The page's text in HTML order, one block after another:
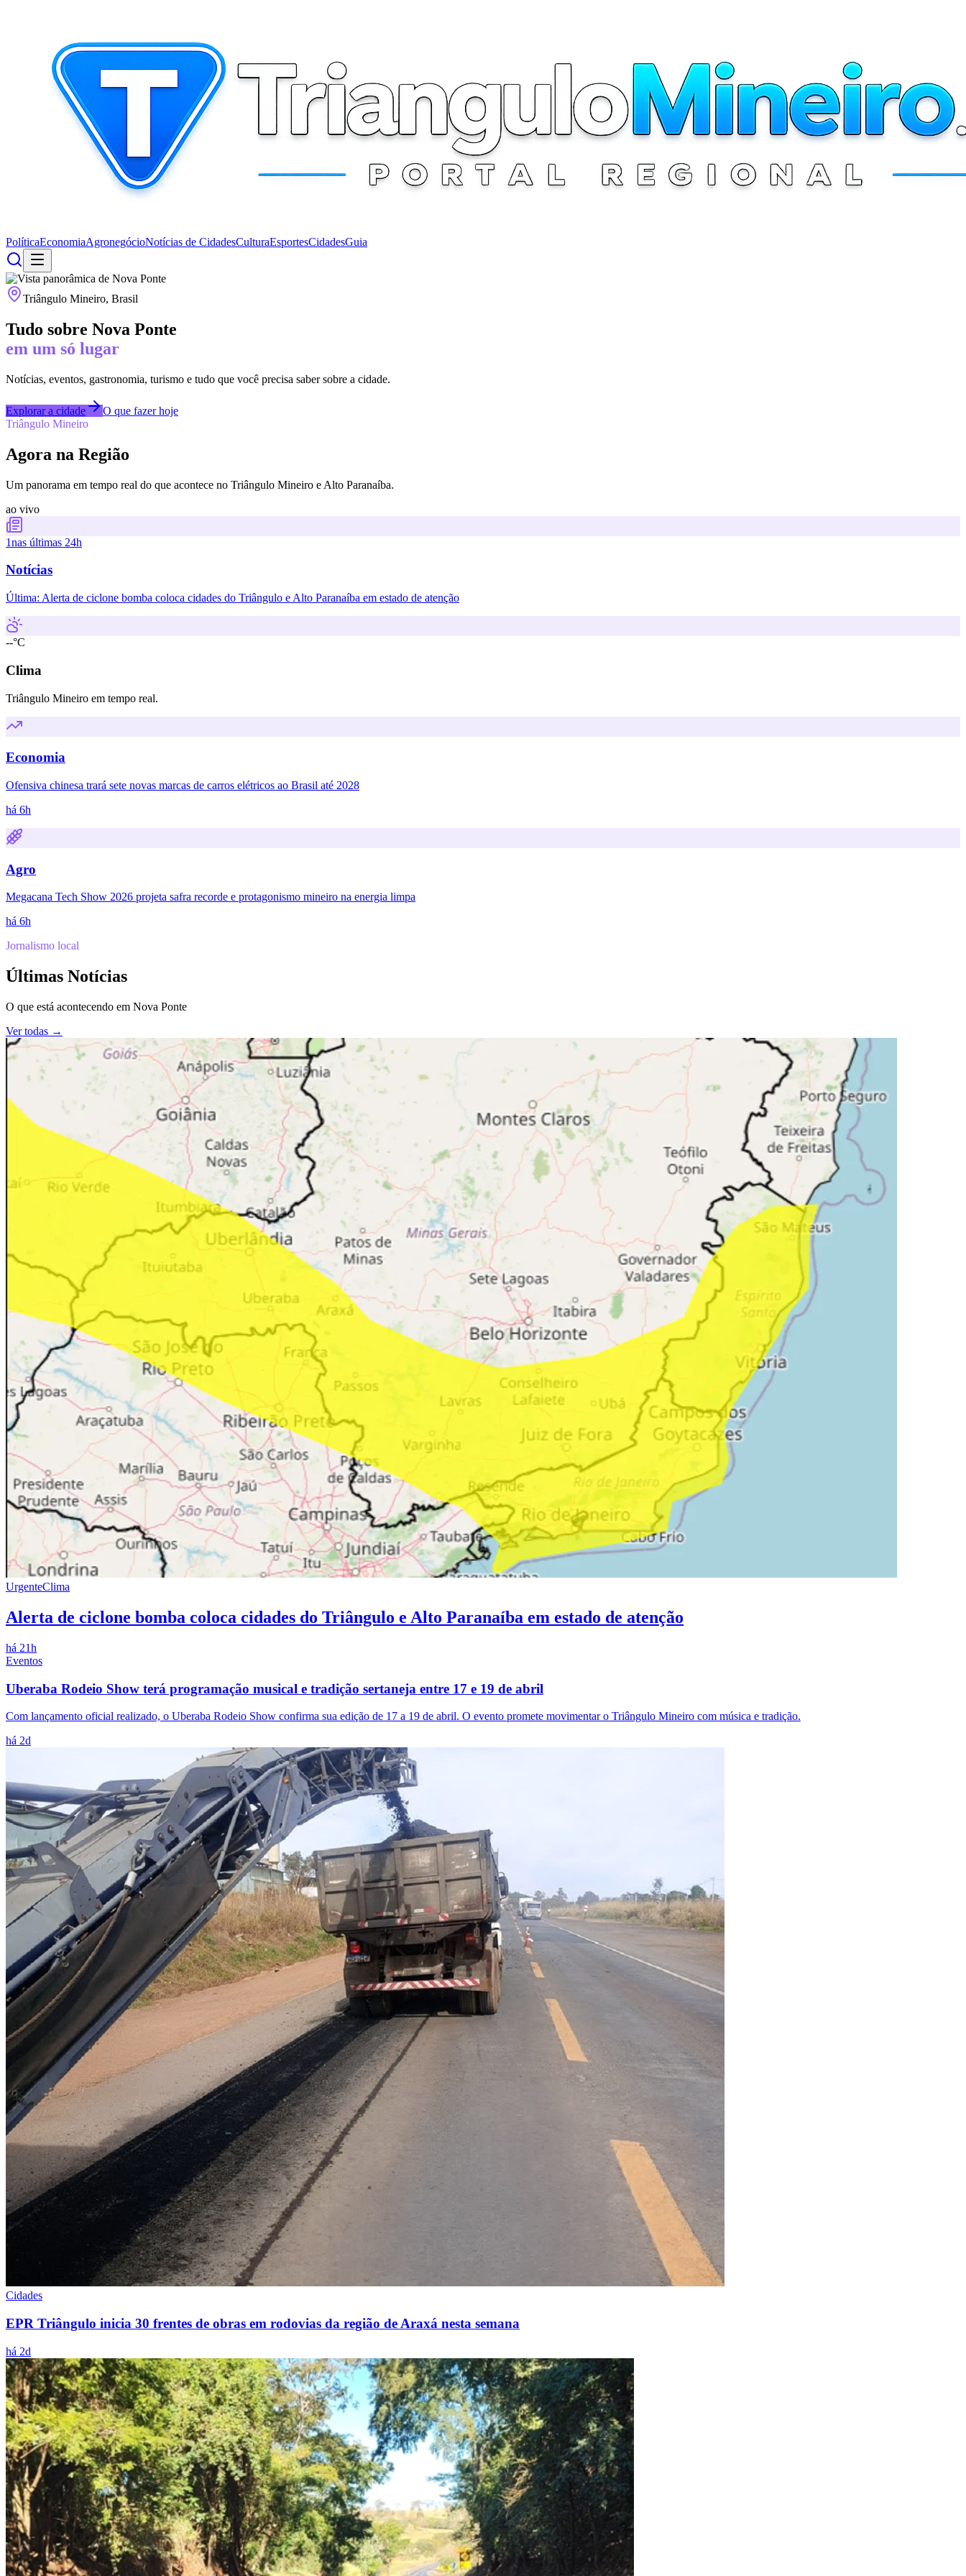
PolíticaEconomiaAgronegócioNotícias de CidadesCulturaEsportesCidadesGuia
Triângulo Mineiro, Brasil
Tudo sobre Nova Ponte
em um só lugar
Notícias, eventos, gastronomia, turismo e tudo que você precisa saber sobre a cidade.
Explorar a cidade
O que fazer hoje
Triângulo Mineiro
Agora na Região
Um panorama em tempo real do que acontece no Triângulo Mineiro e Alto Paranaíba.
ao vivo
1nas últimas 24h
Notícias
Última: Alerta de ciclone bomba coloca cidades do Triângulo e Alto Paranaíba em estado de atenção
--°C
Clima
Triângulo Mineiro em tempo real.
Economia
Ofensiva chinesa trará sete novas marcas de carros elétricos ao Brasil até 2028
há 6h
Agro
Megacana Tech Show 2026 projeta safra recorde e protagonismo mineiro na energia limpa
há 6h
Jornalismo local
Últimas Notícias
O que está acontecendo em Nova Ponte
Ver todas →
UrgenteClima
Alerta de ciclone bomba coloca cidades do Triângulo e Alto Paranaíba em estado de atenção
há 21h
Eventos
Uberaba Rodeio Show terá programação musical e tradição sertaneja entre 17 e 19 de abril
Com lançamento oficial realizado, o Uberaba Rodeio Show confirma sua edição de 17 a 19 de abril. O evento promete movimentar o Triângulo Mineiro com música e tradição.
há 2d
Cidades
EPR Triângulo inicia 30 frentes de obras em rodovias da região de Araxá nesta semana
há 2d